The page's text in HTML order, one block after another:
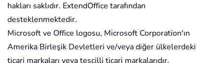
hakları saklıdır. ExtendOffice tarafından
desteklenmektedir.
Microsoft ve Office logosu, Microsoft Corporation'ın
Amerika Birleşik Devletleri ve/veya diğer ülkelerdeki
ticari markaları veya tescilli ticari markalarıdır.